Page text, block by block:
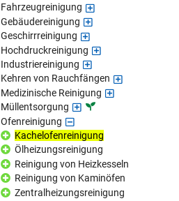
Fahrzeugreinigung
Gebäudereinigung
Geschirrreinigung
Hochdruckreinigung
Industriereinigung
Kehren von Rauchfängen
Medizinische Reinigung
Müllentsorgung
Ofenreinigung
Kachelofenreinigung
Ölheizungsreinigung
Reinigung von Heizkesseln
Reinigung von Kaminöfen
Zentralheizungsreinigung